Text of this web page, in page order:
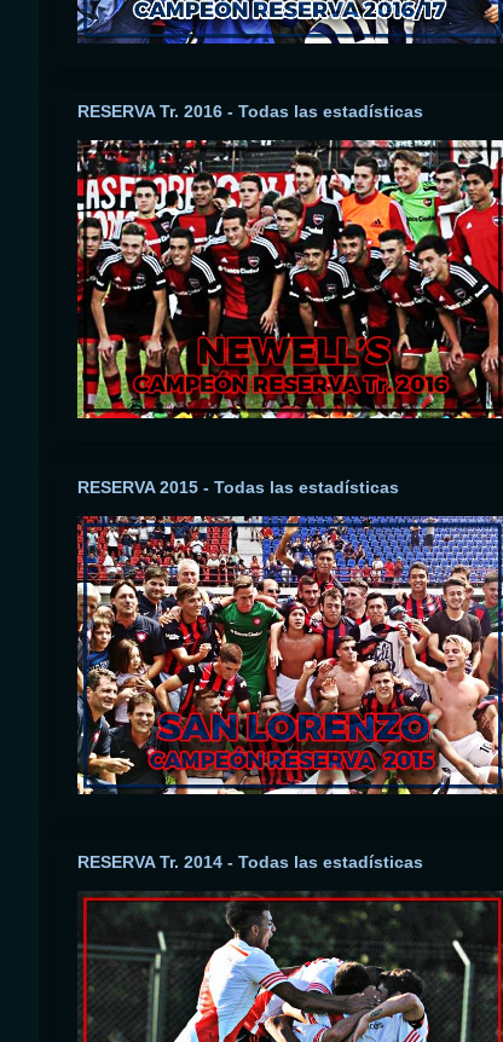
RESERVA Tr. 2016 - Todas las estadísticas
RESERVA 2015 - Todas las estadísticas
RESERVA Tr. 2014 - Todas las estadísticas